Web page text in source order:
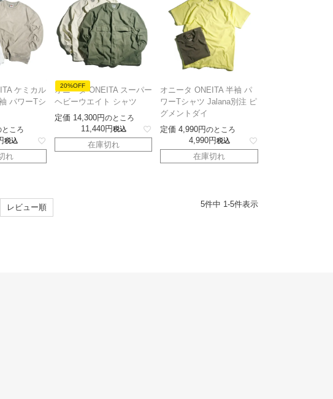
ケミカル
パワーTシ
ところ
税込
れ
20%OFF
オニータ ONEITA スーパー
ヘビーウエイト シャツ
定価 14,300 のところ
11,440 税込
在庫切れ
オニータ ONEITA 半袖 パ
ワーTシャツ Jalana別注 ピ
グメントダイ
定価 4,990 のところ
4,990 税込
在庫切れ
レビュー順 5件中 1 -5件表示